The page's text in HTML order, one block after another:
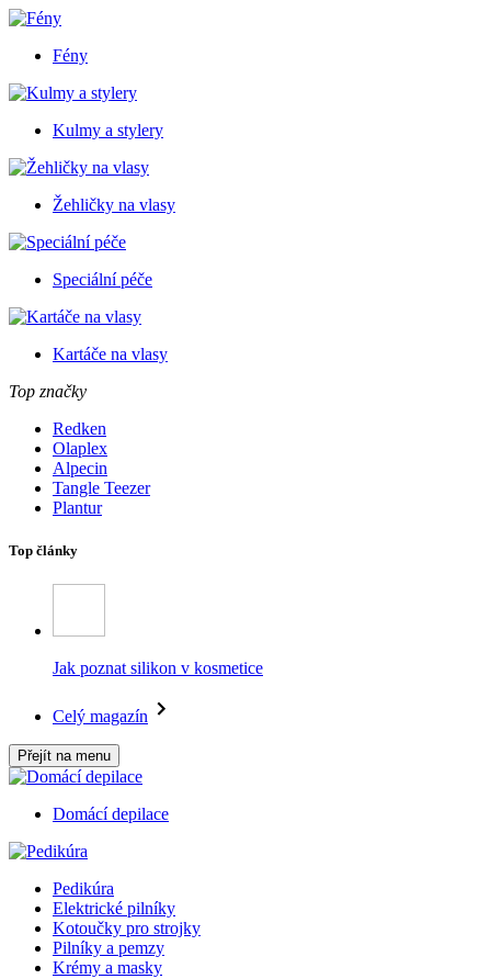
Fény
Kulmy a stylery
Žehličky na vlasy
Speciální péče
Kartáče na vlasy
Top značky
Redken
Olaplex
Alpecin
Tangle Teezer
Plantur
Top články
Jak poznat silikon v kosmetice
Celý magazín
Přejít na menu
Domácí depilace
Pedikúra
Elektrické pilníky
Kotoučky pro strojky
Pilníky a pemzy
Krémy a masky